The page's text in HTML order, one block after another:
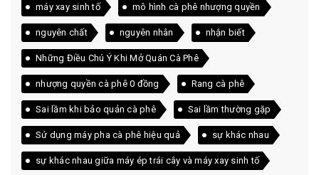
máy xay sinh tố mô hình cà phê nhượng quyền
nguyên chất nguyên nhân nhận biết
Những Điều Chú Ý Khi Mở Quán Cà Phê
nhượng quyền cà phê 0 đồng Rang cà phê
Sai lầm khi bảo quản cà phê Sai lầm thường gặp
Sử dụng máy pha cà phê hiệu quả sự khác nhau
sự khác nhau giữa máy ép trái cây và máy xay sinh tố